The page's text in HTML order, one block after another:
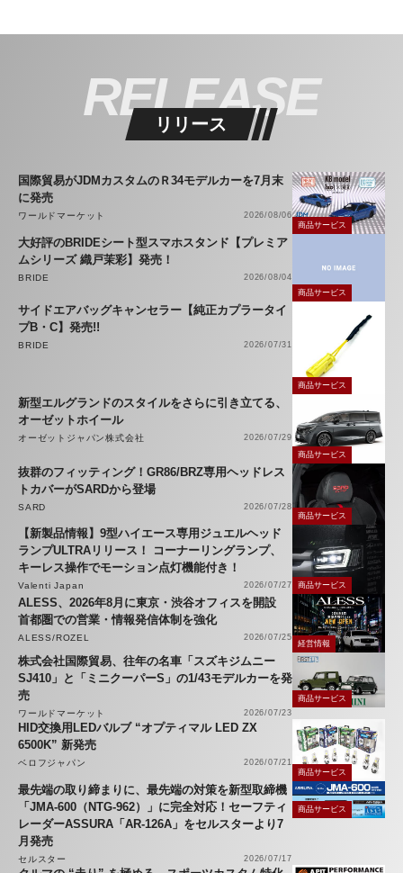
RELEASE
リリース
国際貿易がJDMカスタムのＲ34モデルカーを7月末
に発売
ワールドマーケット
2026/08/06
商品サービス
大好評のBRIDEシート型スマホスタンド【プレミア
ムシリーズ 織戸茉彩】発売！
BRIDE
2026/08/04
商品サービス
サイドエアバッグキャンセラー【純正カプラータイ
プB・C】発売!!
BRIDE 2026/07/31
商品サービス
新型エルグランドのスタイルをさらに引き立てる、
オーゼットホイール
オーゼットジャパン株式会社
2026/07/29
商品サービス
抜群のフィッティング！GR86/BRZ専用ヘッドレス
トカバーがSARDから登場
SARD
2026/07/28
商品サービス
【新製品情報】9型ハイエース専用ジュエルヘッド
ランプULTRAリリース！ コーナーリングランプ、
キーレス操作でモーション点灯機能付き！
Valenti Japan 2026/07/27 商品サービス
ALESS、2026年8月に東京・渋谷オフィスを開設
首都圏での営業・情報発信体制を強化
ALESS/ROZEL 2026/07/25
経営情報
株式会社国際貿易、往年の名車「スズキジムニー
SJ410」と「ミニクーパーS」の1/43モデルカーを発
売
ワールドマーケット 2026/07/23
商品サービス
HID交換用LEDバルブ “オプティマル LED ZX
6500K” 新発売
ベロフジャパン
2026/07/21
商品サービス
最先端の取り締まりに、最先端の対策を新型取締機
「JMA-600（NTG-962）」に完全対応！セーフティ
レーダーASSURA「AR-126A」をセルスターより7
月発売
セルスター 2026/07/17
商品サービス